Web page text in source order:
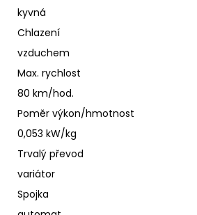
kyvná
Chlazení
vzduchem
Max. rychlost
80 km/hod.
Poměr výkon/hmotnost
0,053 kW/kg
Trvalý převod
variátor
Spojka